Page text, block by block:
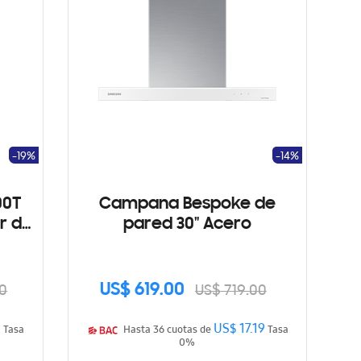
de
-19%
Tasa
Campana Bespoke de
pared 30" Acero
US$ 619.00 US$ 719.00
-14%
Hasta 36 cuotas deUS$ 17.19Tasa
0%